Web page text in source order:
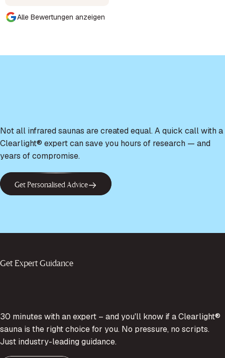
Alle Bewertungen anzeigen
Not all infrared saunas are created equal. A quick call with a
Clearlight® expert can save you hours of research — and
years of compromise.
Get Personalised Advice
Get Expert Guidance
30 minutes with an expert – and you'll know if a Clearlight®
sauna is the right choice for you. No pressure, no scripts.
Just industry-leading guidance.